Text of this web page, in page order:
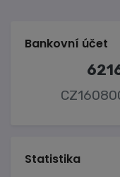
Bankovní účet
Statistika